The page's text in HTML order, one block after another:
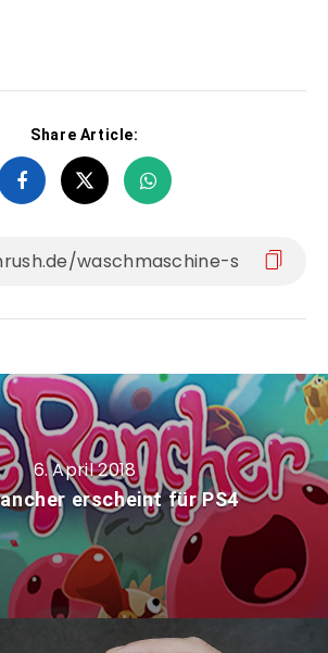
Share Article:
6. April 2018
erscheint für PS4